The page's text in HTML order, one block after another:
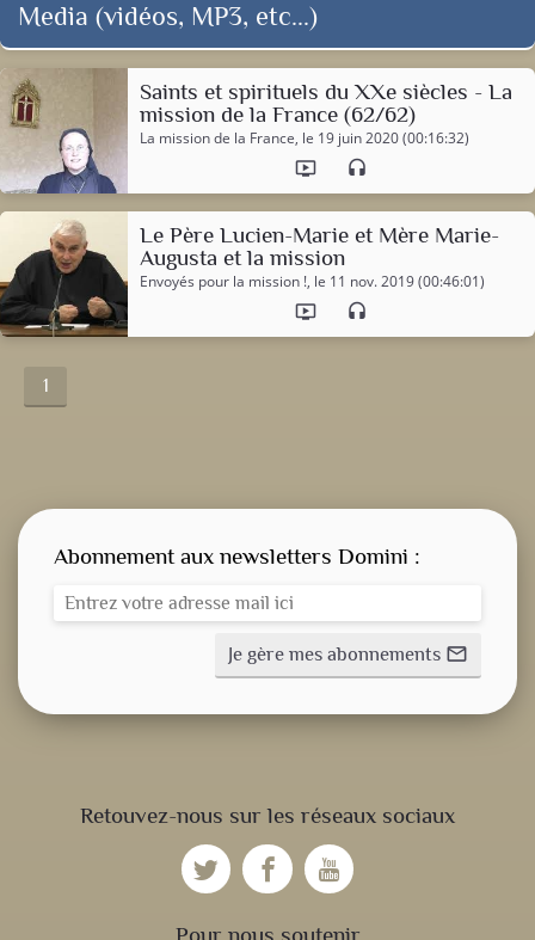
Media (vidéos, MP3, etc...)
Saints et spirituels du XXe siècles - La
mission de la France (62/62)
La mission de la France, le 19 juin 2020 (00:16:32)
ondemand_video headset
Le Père Lucien-Marie et Mère Marie-
Augusta et la mission
Envoyés pour la mission !, le 11 nov. 2019 (00:46:01)
ondemand_video headset
1
Retouvez-nous sur les réseaux sociaux
Abonnement aux newsletters Domini :
Je gère mes abonnements mail_outline